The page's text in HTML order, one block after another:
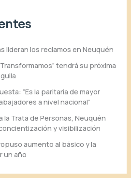
lideran los reclamos en Neuquén
tendrá su próxima
“Es la paritaria de mayor
a nivel nacional”
la Trata de Personas, Neuquén
y visibilización
aumento al básico y la
un año